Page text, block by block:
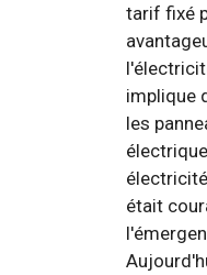
tarif fixé
implique
les
était